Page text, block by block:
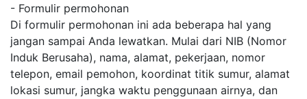
- Formulir permohonan
Di formulir permohonan ini ada beberapa hal yang
jangan sampai Anda lewatkan. Mulai dari NIB (Nomor
Induk Berusaha), nama, alamat, pekerjaan, nomor
telepon, email pemohon, koordinat titik sumur, alamat
lokasi sumur, jangka waktu penggunaan airnya, dan